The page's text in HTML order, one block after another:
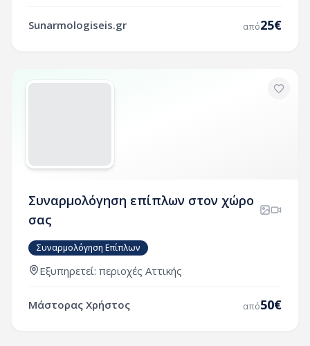
Sunarmologiseis.gr από25€
Συναρμολόγηση επίπλων στον χώρο
σας
Συναρμολόγηση Επίπλων
Εξυπηρετεί: περιοχές Αττικής
Μάστορας Χρήστος από50€